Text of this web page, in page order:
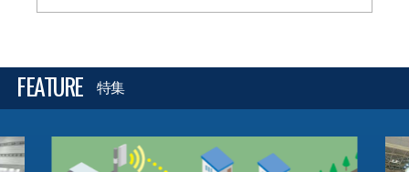
FEATURE 特集